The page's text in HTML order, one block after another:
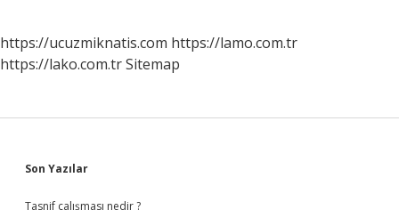
https://ucuzmiknatis.com https://lamo.com.tr
https://lako.com.trSitemap
Sidebar
Son Yazılar
Tasnif çalışması nedir ?